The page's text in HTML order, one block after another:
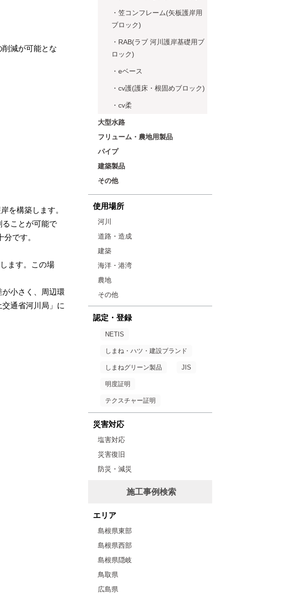
削減が可能とな
を構築します。
ことが可能で
です。
ます。この場
小さく、周辺環
通省河川局」に
・笠コンフレーム(矢板護岸用
ブロック)
・RAB(ラブ 河川護岸基礎用ブ
ロック)
・eベース
・cv護(護床・根固めブロック)
・cv柔
大型水路
フリューム・農地用製品
パイプ
建築製品
その他
使用場所
河川
道路・造成
建築
海洋・港湾
農地
その他
認定・登録
NETIS
しまね・ハツ・建設ブランド
しまねグリーン製品 JIS
明度証明
テクスチャー証明
災害対応
塩害対応
災害復旧
防災・減災
施工事例検索
エリア
島根県東部
島根県西部
島根県隠岐
鳥取県
広島県